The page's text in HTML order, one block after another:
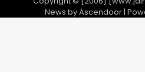
News byAscendoor|